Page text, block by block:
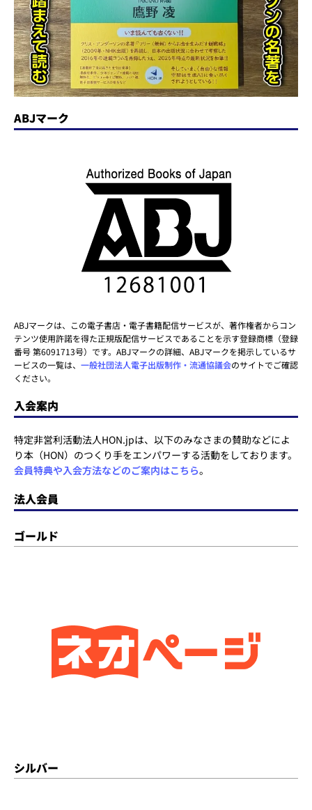
ABJマーク
ABJマークは、この電子書店・電子書籍配信サービスが、著作権者からコン
テンツ使用許諾を得た正規版配信サービスであることを示す登録商標（登録
番号 第6091713号）です。ABJマークの詳細、ABJマークを掲示しているサ
ービスの一覧は、 一般社団法人電子出版制作・流通協議会のサイトでご確認
ください。
入会案内
特定非営利活動法人HON.jpは、以下のみなさまの賛助などによ
り本（HON）のつくり手をエンパワーする活動をしております。
会員特典や入会方法などのご案内はこちら。
法人会員
ゴールド
シルバー